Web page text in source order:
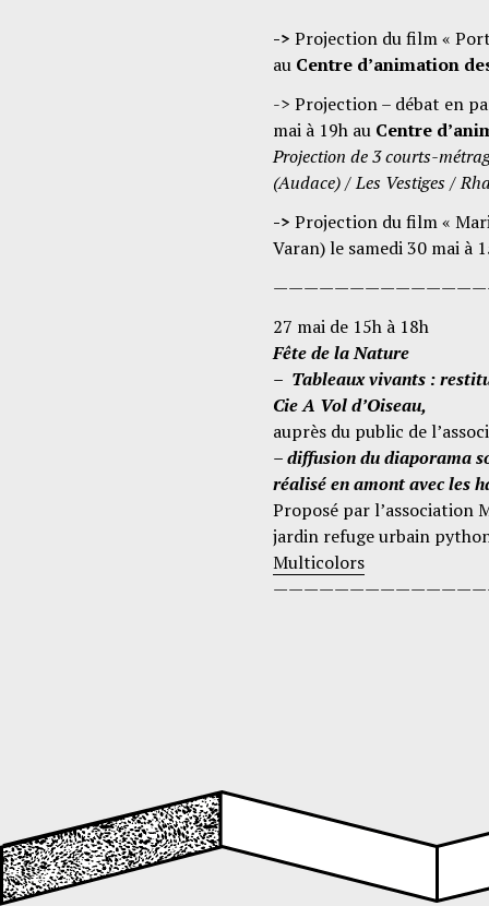
-> Projection du film «
au Centre d’animation
-> Projection – débat en
mai à 19h au Centre
Projection de 3 courts-
(Audace) / Les Vestiges /
-> Projection du film «
Varan) le samedi 30 mai à
27 mai de 15h à 18h
Fête de la Nature
– Tableaux vivants :
Cie A Vol d’Oiseau,
auprès du public de
– diffusion du diaporama
réalisé en amont avec les
Proposé par l’association
jardin refuge urbain
Multicolors